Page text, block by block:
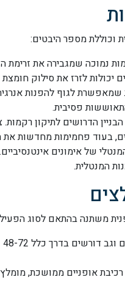
וכוללת מספר היבטים:
נמוכה שמגבירה את זרימת
יכולות לזרז את סילוק
לגוף להפנות
פסיבית.
הדרושים לתיקון
בעוד פחמימות מחדשות את
של אימונים
המנטלית.
משתנה בהתאם לסוג